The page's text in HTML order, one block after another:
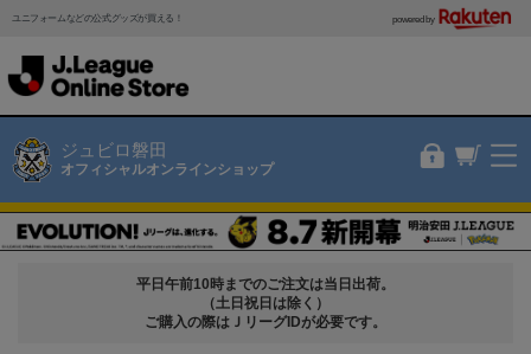
ユニフォームなどの公式グッズが買える！ powered by
ジュビロ磐田
オフィシャルオンラインショップ
平日午前10時までのご注文は当日出荷。
（土日祝日は除く）
ご購入の際はＪリーグIDが必要です。